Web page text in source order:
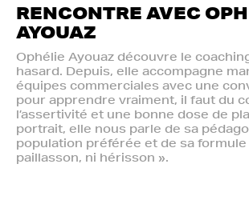
RENCONTRE AVEC
AYOUAZ
Ophélie Ayouaz découvre le
hasard. Depuis, elle accompagne
équipes commerciales avec une
pour apprendre vraiment, il faut du
l’assertivité et une bonne dose de
portrait, elle nous parle de sa
population préférée et de sa formule
paillasson, ni hérisson ».